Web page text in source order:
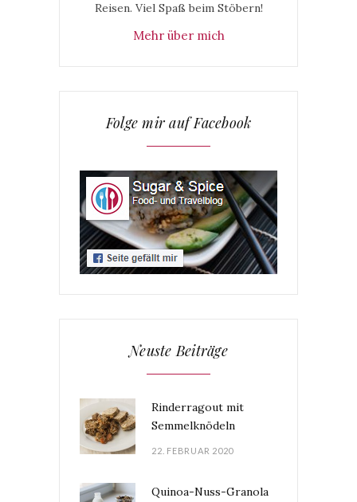
Reisen. Viel Spaß beim Stöbern!
Mehr über mich
Folge mir auf Facebook
Neuste Beiträge
Rinderragout mit
Semmelknödeln
22. FEBRUAR 2020
Quinoa-Nuss-Granola